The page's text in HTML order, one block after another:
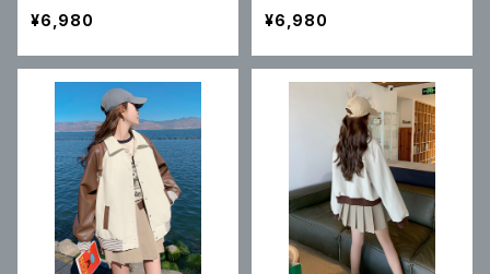
ット
¥6,980
エンドジャケットトップ
¥6,980